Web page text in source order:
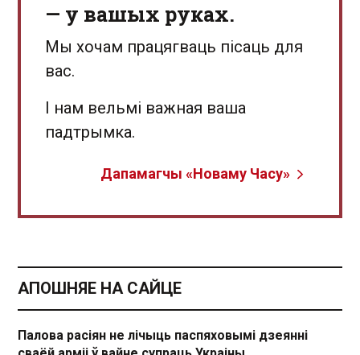
— у вашых руках.
Мы хочам працягваць пісаць для
вас.
І нам вельмі важная ваша
падтрымка.
Дапамагчы «Новаму Часу»
АПОШНЯЕ НА САЙЦЕ
Палова расіян не лічыць паспяховымі дзеянні